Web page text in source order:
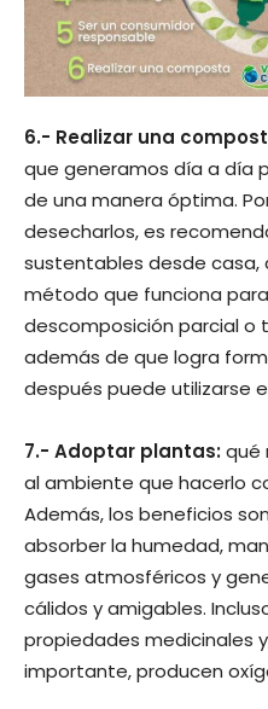
6.- Realizar una
que generamos día a día
de una manera óptima.
desecharlos, es
sustentables desde
método que funciona
descomposición parcial o
además de que logra
después puede utilizarse
7.- Adoptar plantas:qué
al ambiente que hacerlo
Además, los beneficios
absorber la humedad,
gases atmosféricos y
cálidos y amigables.
propiedades medicinales
importante, producen